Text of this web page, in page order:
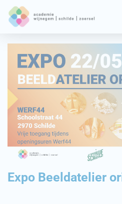
Expo Beeldatelier